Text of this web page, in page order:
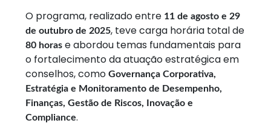
O programa, realizado entre 11 de agosto e 29
de outubro de 2025, teve carga horária total de
80 horase abordou temas fundamentais para
o fortalecimento da atuação estratégica em
conselhos, como Governança Corporativa,
Estratégia e Monitoramento de Desempenho,
Finanças, Gestão de Riscos, Inovação e
Compliance.